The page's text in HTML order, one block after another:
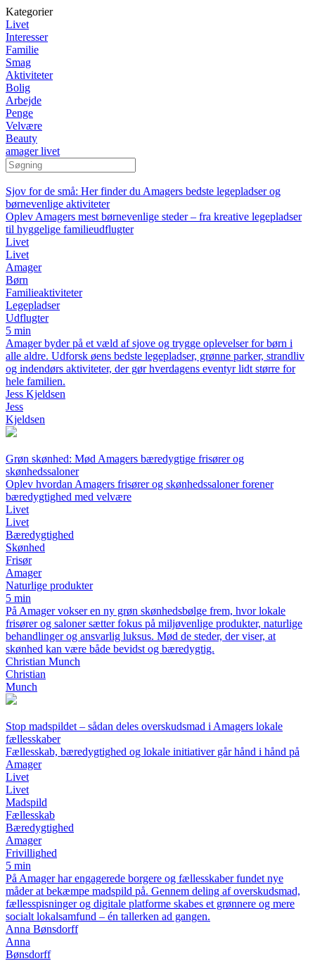
Kategorier
Livet
Interesser
Familie
Smag
Aktiviteter
Bolig
Arbejde
Penge
Velvære
Beauty
amager livet
Sjov for de små: Her finder du Amagers bedste legepladser og
børnevenlige aktiviteter
Oplev Amagers mest børnevenlige steder – fra kreative legepladser
til hyggelige familieudflugter
Livet
Livet
Amager
Børn
Familieaktiviteter
Legepladser
Udflugter
5 min
Amager byder på et væld af sjove og trygge oplevelser for børn i
alle aldre. Udforsk øens bedste legepladser, grønne parker, strandliv
og indendørs aktiviteter, der gør hverdagens eventyr lidt større for
hele familien.
Jess Kjeldsen
Jess
Kjeldsen
Grøn skønhed: Mød Amagers bæredygtige frisører og
skønhedssaloner
Oplev hvordan Amagers frisører og skønhedssaloner forener
bæredygtighed med velvære
Livet
Livet
Bæredygtighed
Skønhed
Frisør
Amager
Naturlige produkter
5 min
På Amager vokser en ny grøn skønhedsbølge frem, hvor lokale
frisører og saloner sætter fokus på miljøvenlige produkter, naturlige
behandlinger og ansvarlig luksus. Mød de steder, der viser, at
skønhed kan være både bevidst og bæredygtig.
Christian Munch
Christian
Munch
Stop madspildet – sådan deles overskudsmad i Amagers lokale
fællesskaber
Fællesskab, bæredygtighed og lokale initiativer går hånd i hånd på
Amager
Livet
Livet
Madspild
Fællesskab
Bæredygtighed
Amager
Frivillighed
5 min
På Amager har engagerede borgere og fællesskaber fundet nye
måder at bekæmpe madspild på. Gennem deling af overskudsmad,
fællesspisninger og digitale platforme skabes et grønnere og mere
socialt lokalsamfund – én tallerken ad gangen.
Anna Bønsdorff
Anna
Bønsdorff